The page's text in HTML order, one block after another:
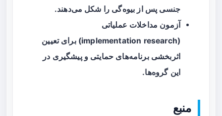
جنسی پس از بیوه‌گی را شکل می‌دهند.
آزمون مداخلات عملیاتی
(implementation research) برای تعیین
اثربخشی برنامه‌های حمایتی و پیشگیری در
این گروه‌ها.
منبع